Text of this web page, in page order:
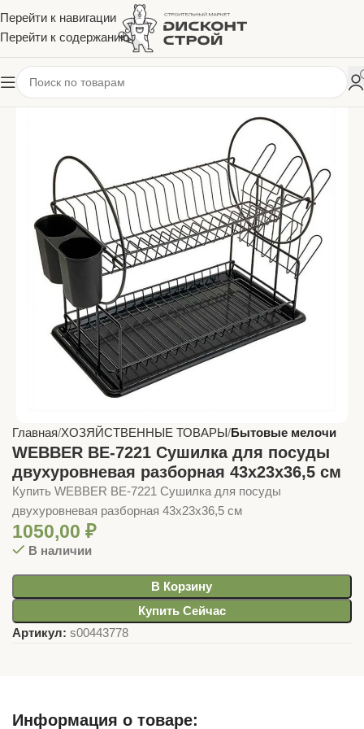
Перейти к навигации
Перейти к содержанию
Главная ХОЗЯЙСТВЕННЫЕ ТОВАРЫ Бытовые мелочи
WEBBER BE-7221 Сушилка для посуды
двухуровневая разборная 43х23х36,5 см
Купить WEBBER BE-7221 Сушилка для посуды
двухуровневая разборная 43х23х36,5 см
1050,00 ₽
В наличии
В Корзину
Купить Сейчас
Артикул: s00443778
Информация о товаре: